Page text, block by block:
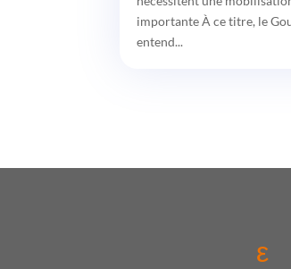
importante À ce titre, le
entend...
ε